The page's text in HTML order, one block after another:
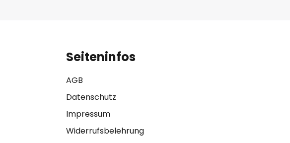
Seiteninfos
AGB
Datenschutz
Impressum
Widerrufsbelehrung